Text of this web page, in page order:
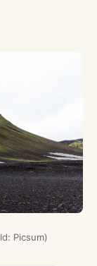
Picsum)